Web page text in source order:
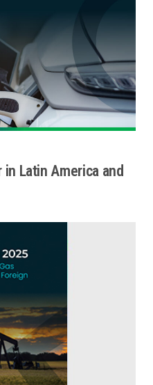
Latin America and